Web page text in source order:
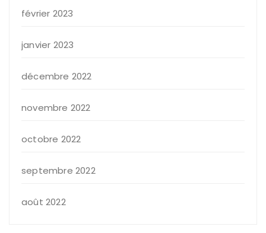
février 2023
janvier 2023
décembre 2022
novembre 2022
octobre 2022
septembre 2022
août 2022